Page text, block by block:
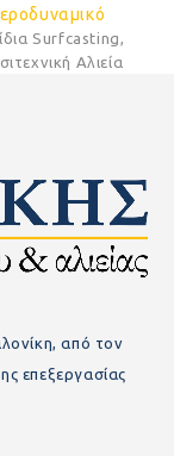
Σύρμα (Stealth)
Surfcasting
Αλιεία
από τον
επεξεργασίας